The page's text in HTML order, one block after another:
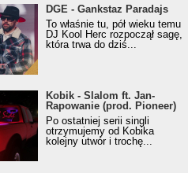
z nagrodą za
Trueschoolowy
Roku (Popkillery 2023)
DGE - Gankstaz Paradajs
To właśnie tu, pół wieku temu
DJ Kool Herc rozpoczął sagę,
która trwa do dziś...
- Slalom ft. Jan-
(prod. Pioneer)
Music Visualiser]
Kobik - Slalom ft. Jan-
Rapowanie (prod. Pioneer)
Po ostatniej serii singli
otrzymujemy od Kobika
kolejny utwór i trochę...